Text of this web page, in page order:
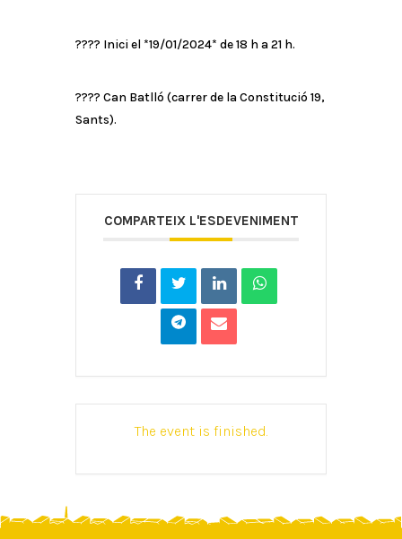
???? Inici el *19/01/2024* de 18 h a 21 h.
???? Can Batlló (carrer de la Constitució 19,
Sants).
COMPARTEIX L'ESDEVENIMENT
The event is finished.